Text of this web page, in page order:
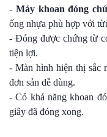
- Máy khoan đóng
ống nhựa phù hợp với
- Đóng được chứng từ
tiện lợi.
- Màn hình hiện thị sắc
đơn sản dễ dùng.
- Có khả năng khoan
giây đã đóng xong.